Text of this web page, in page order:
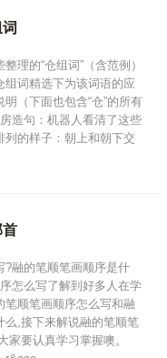
理的“仓组词”（含范例）
组词精选下为该词语的应
明（下面也包含“仓”的所有
造句：机器人看清了这些
列的样子：朝上和朝下交
首
?融的笔顺笔画顺序是什
怎么写了解到好多人在学
笔顺笔画顺序怎么写和融
么,接下来解说融的笔顺笔
家要认真学习掌握噢。